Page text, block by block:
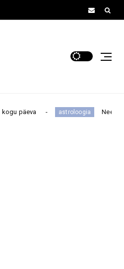
astroloogia Need tähemärgid